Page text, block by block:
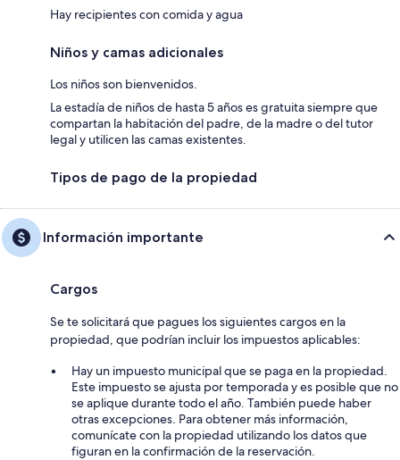
Hay recipientes con comida y agua
Niños y camas adicionales
Los niños son bienvenidos.
La estadía de niños de hasta 5 años es gratuita siempre que
compartan la habitación del padre, de la madre o del tutor
legal y utilicen las camas existentes.
Tipos de pago de la propiedad
Información importante
Cargos
Se te solicitará que pagues los siguientes cargos en la
propiedad, que podrían incluir los impuestos aplicables:
Hay un impuesto municipal que se paga en la propiedad.
Este impuesto se ajusta por temporada y es posible que no
se aplique durante todo el año. También puede haber
otras excepciones. Para obtener más información,
comunícate con la propiedad utilizando los datos que
figuran en la confirmación de la reservación.